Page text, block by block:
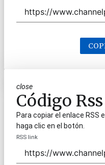
close
Código Rss
Para copiar el enlace RSS
haga clic en el botón.
RSS link